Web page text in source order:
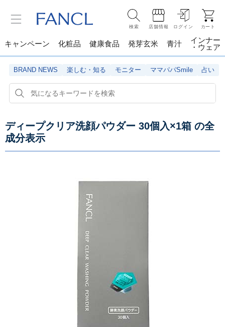
検索 店舗情報 ログイン カート
キャンペーン 化粧品 健康食品 発芽玄米 青汁
インナー
・ウェア
BRAND NEWS 楽しむ・知る モニター ママパパSmile 占い
ディープクリア洗顔パウダー 30個入×1箱 の全
成分表示